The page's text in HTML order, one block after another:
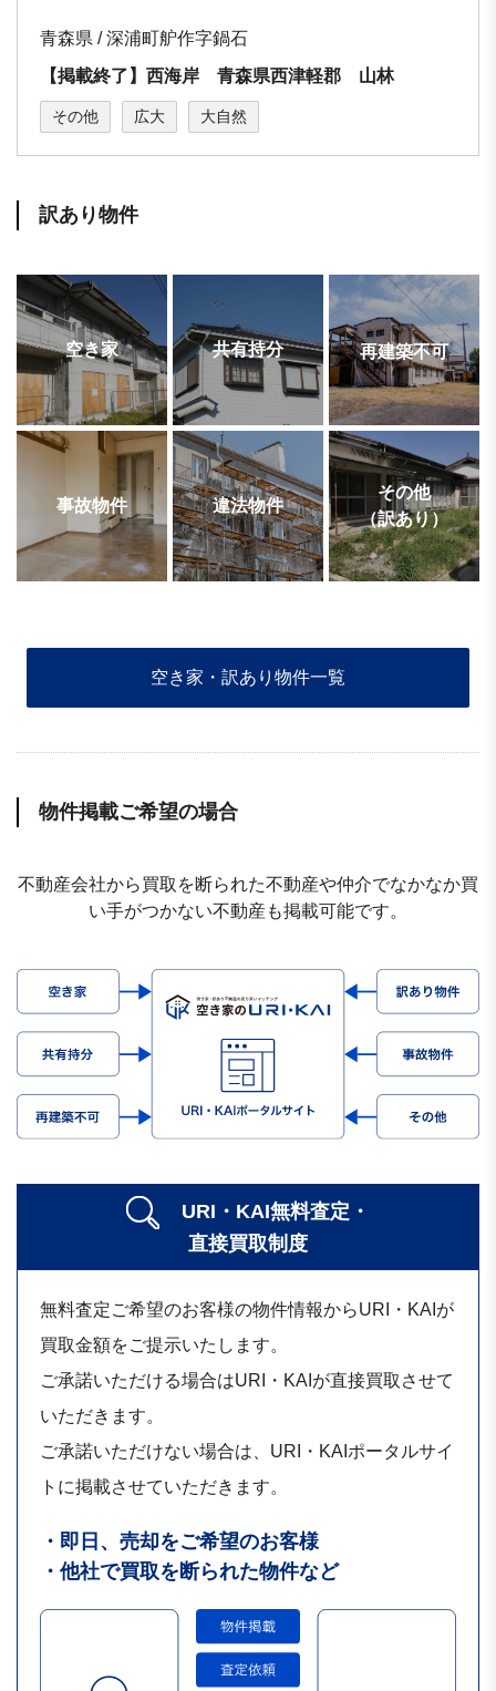
青森県 / 深浦町舮作字鍋石
【掲載終了】西海岸 青森県西津軽郡 山林
その他 広大 大自然
訳あり物件
空き家 共有持分 再建築不可
事故物件 違法物件
その他
（訳あり）
空き家・訳あり物件一覧
物件掲載ご希望の場合
不動産会社から買取を断られた不動産や仲介でなかなか買
い手がつかない不動産も掲載可能です。
URI・KAI無料査定・
直接買取制度
無料査定ご希望のお客様の物件情報からURI・KAIが
買取金額をご提示いたします。
ご承諾いただける場合はURI・KAIが直接買取させて
いただきます。
ご承諾いただけない場合は、URI・KAIポータルサイ
トに掲載させていただきます。
・即日、売却をご希望のお客様
・他社で買取を断られた物件など